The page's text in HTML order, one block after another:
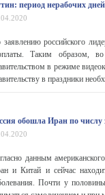
период нерабочих
российского
Таким образом,
в режиме
в праздники
обошла Иран по
данным
и Китай и сейчас
Почти у